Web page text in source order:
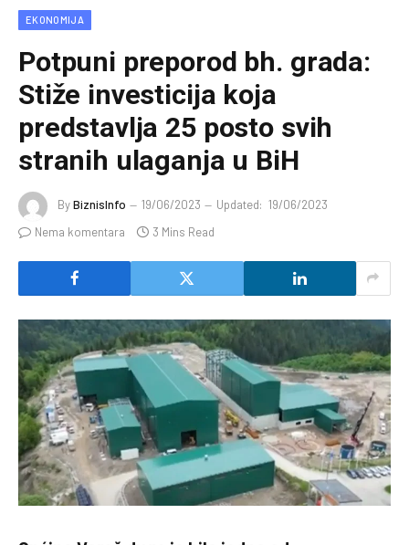
EKONOMIJA
Potpuni preporod bh. grada:
Stiže investicija koja
predstavlja 25 posto svih
stranih ulaganja u BiH
ByBiznisInfo 19/06/2023 Updated: 19/06/2023
Nema komentara
3 Mins Read